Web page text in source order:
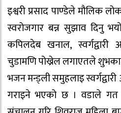
इश्वरी प्रसाद पाण्डेले मौलिक
स्वरोजगार बन्न सुझाव दिनु
कपिलदेब खनाल, स्वर्गद्वारी
चुडामणि पोख्रेल लगाएतले
भजन मन्ड्ली समुहलाइ
गराइने भएको छ । वडाले गत